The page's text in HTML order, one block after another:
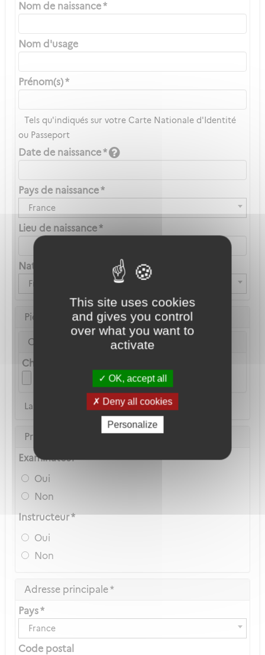
This site uses cookies
and gives you control
over what you want to
activate
OK, accept all
Deny all cookies
Personalize
Nom de naissance *
Nom d'usage
Prénom(s) *
Tels qu'indiqués sur votre Carte Nationale d'Identité
ou Passeport
Date de naissance *
Pays de naissance *
France
Lieu de naissance *
Nationalité *
Française
Pièce d'identité
Carte Nationale d'Identité ou Passeport *
Choix du fichier
La copie du permis de conduire n'est pas acceptée
Privilèges Navigant
Examinateur *
Oui
Non
Instructeur *
Oui
Non
Adresse principale *
Pays *
France
Code postal